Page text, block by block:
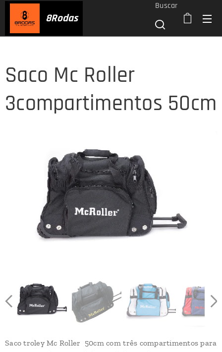
8Rodas
Buscar
Saco Mc Roller
3compartimentos 50cm
Saco troley Mc Roller 50cm com três compartimentos para